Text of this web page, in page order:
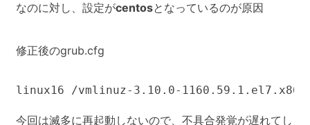
なのに対し、設定がcentosとなっているのが原因
修正後のgrub.cfg
linux16 /vmlinuz-3.10.0-
今回は滅多に再起動しないので、不具合発覚が遅れてし